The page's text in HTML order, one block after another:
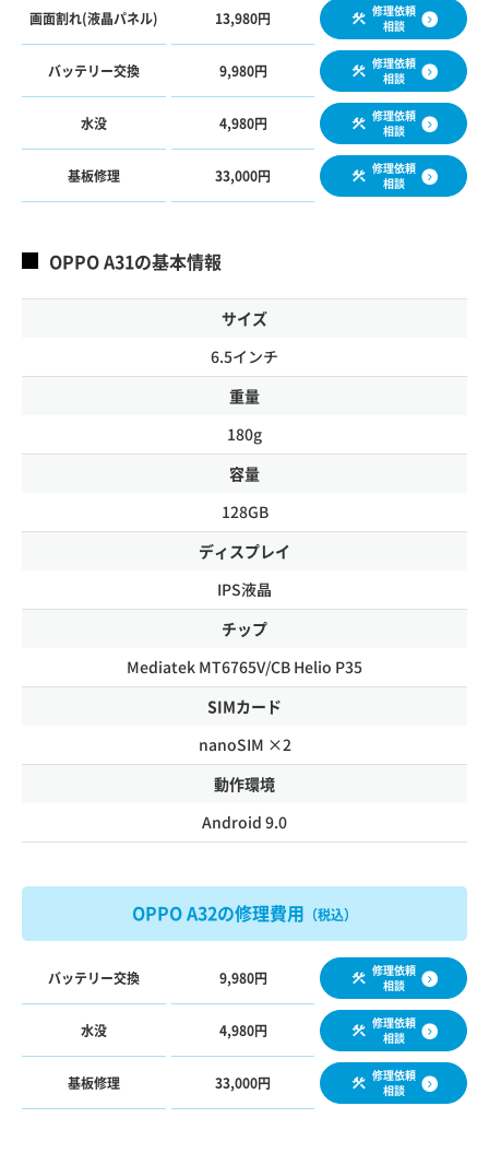
画面割れ(液晶パネル) 13,980円
修理依頼
相談
バッテリー交換 9,980円
修理依頼
相談
水没 4,980円
修理依頼
相談
基板修理 33,000円
修理依頼
相談
OPPO A31の基本情報
サイズ
6.5インチ
重量
180g
容量
128GB
ディスプレイ
IPS液晶
チップ
Mediatek MT6765V/CB Helio P35
SIMカード
nanoSIM ×2
動作環境
Android 9.0
OPPO A32の修理費用 （税込）
バッテリー交換 9,980円
修理依頼
相談
水没 4,980円
修理依頼
相談
基板修理 33,000円
修理依頼
相談